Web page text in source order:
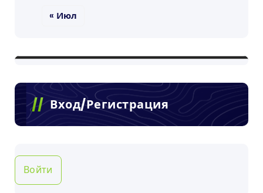
« Июл
Вход/Регистрация
Войти